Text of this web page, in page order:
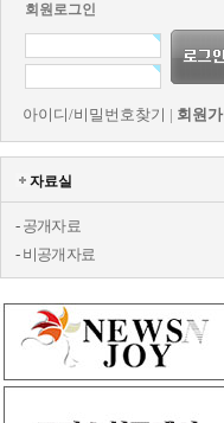
회원로그인
아이디/비밀번호찾기 | 회원가
자료실
- 공개자료
- 비공개자료